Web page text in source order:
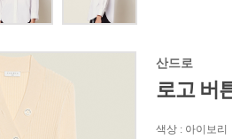
산드로
로고 버
색상 : 아이보리